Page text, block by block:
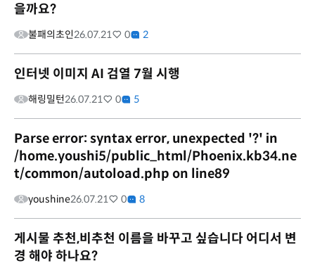
을까요?
불패의초인26.07.21 0 2
인터넷 이미지 AI 검열 7월 시행
해링밀턴26.07.21 0 5
Parse error: syntax error, unexpected '?' in
/home.youshi5/public_html/Phoenix.kb34.ne
t/common/autoload.php on line89
youshine26.07.21 0 8
게시물 추천,비추천 이름을 바꾸고 싶습니다 어디서 변
경 해야 하나요?